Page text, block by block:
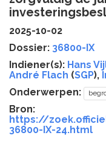
2025-10-02
Dossier: 36800-IX
Indiener(s): Hans
André Flach (SGP),
Onderwerpen:
Bron:
https://
36800-IX-24.html